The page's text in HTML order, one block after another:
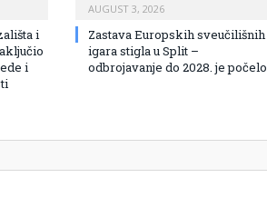
i
i
AUGUST 3, 2026
Zastava Europskih sveučilišnih
igara stigla u Split –
odbrojavanje do 2028. je počelo